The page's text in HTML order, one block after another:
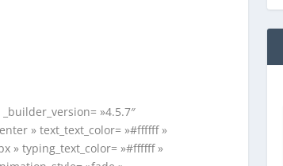
»4.5.7″
» text_text_color= »#ffffff »
» typing_text_color= »#ffffff »